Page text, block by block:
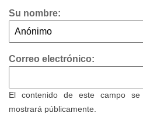
Su nombre:
Correo electrónico:
El contenido de este campo
mostrará públicamente.